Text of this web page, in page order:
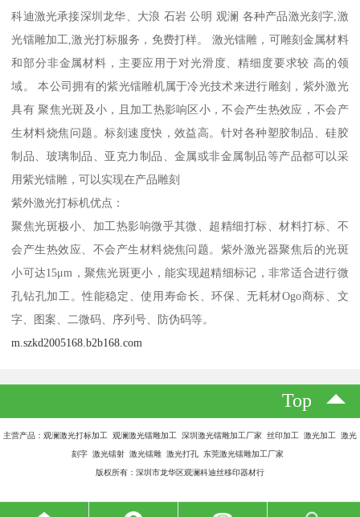
科迪激光承接深圳龙华、大浪 石岩 公明 观澜 各种产品激光刻字,激
光镭雕加工,激光打标服务，免费打样。 激光镭雕，可雕刻金属材料
和部分非金属材料，主要应用于对光滑度、精细度要求较 高的领
域。 本公司拥有的紫光镭雕机属于冷光技术来进行雕刻，紫外激光
具有 聚焦光斑及小，且加工热影响区小，不会产生热效应，不会产
生材料烧焦问题。标刻速度快，效益高。针对各种塑胶制品、硅胶
制品、玻璃制品、亚克力制品、金属或非金属制品等产品都可以采
用紫光镭雕，可以实现在产品雕刻
紫外激光打标机优点：
聚焦光斑极小、加工热影响微乎其微、超精细打标、材料打标、不
会产生热效应、不会产生材料烧焦问题。紫外激光器聚焦后的光斑
小可达15μm，聚焦光斑更小，能实现超精细标记，非常适合进行微
孔钻孔加工。性能稳定、使用寿命长、环保、无耗材Ogo商标、文
字、图案、二微码、序列号、防伪码等。
m.szkd2005168.b2b168.com
Top
主营产品：观澜激光打标加工 观澜激光镭雕加工 深圳激光镭雕加工厂家 丝印加工 激光加工 激光
刻字 激光镭射 激光镭雕 激光打孔 东莞激光镭雕加工厂家
版权所有：深圳市龙华区观澜科迪丝移印器材行